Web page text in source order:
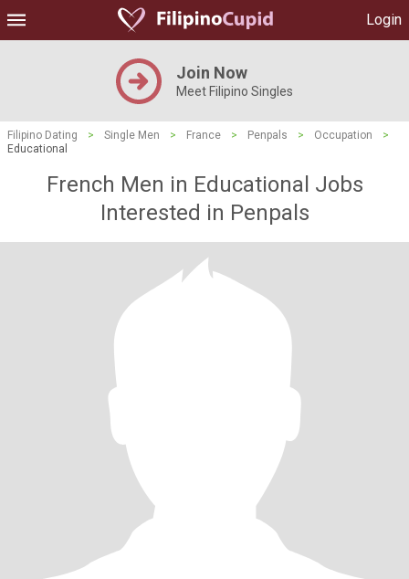
Login
Join Now
Meet Filipino Singles
Filipino Dating > Single Men > France > Penpals > Occupation
>
Educational
French Men in Educational Jobs
Interested in Penpals